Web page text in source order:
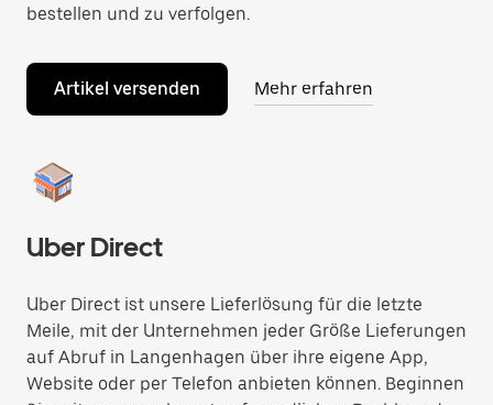
bestellen und zu verfolgen.
Artikel versenden Mehr erfahren
Uber Direct
Uber Direct ist unsere Lieferlösung für die letzte
Meile, mit der Unternehmen jeder Größe Lieferungen
auf Abruf in Langenhagen über ihre eigene App,
Website oder per Telefon anbieten können. Beginnen